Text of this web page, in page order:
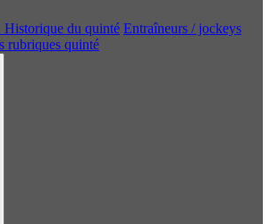
Historique du quinté Entraîneurs / jockeys
rubriques quinté